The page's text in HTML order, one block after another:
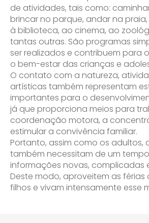
de atividades, tais como:
brincar no parque, andar na
à biblioteca, ao cinema, ao
tantas outras. São programas
ser realizados e contribuem para
o bem-estar das crianças e
O contato com a natureza,
artísticas também representam
importantes para o
já que proporciona meios para
coordenação motora, a
estimular a convivência familiar.
Portanto, assim como os adultos,
também necessitam de um
informações novas, complicadas
Deste modo, aproveitem as férias
filhos e vivam intensamente esse